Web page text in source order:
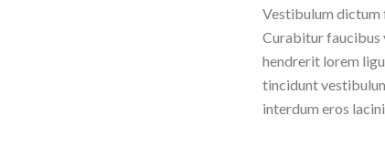
Vestibulum dictum
Curabitur faucibus
hendrerit lorem
tincidunt
interdum eros